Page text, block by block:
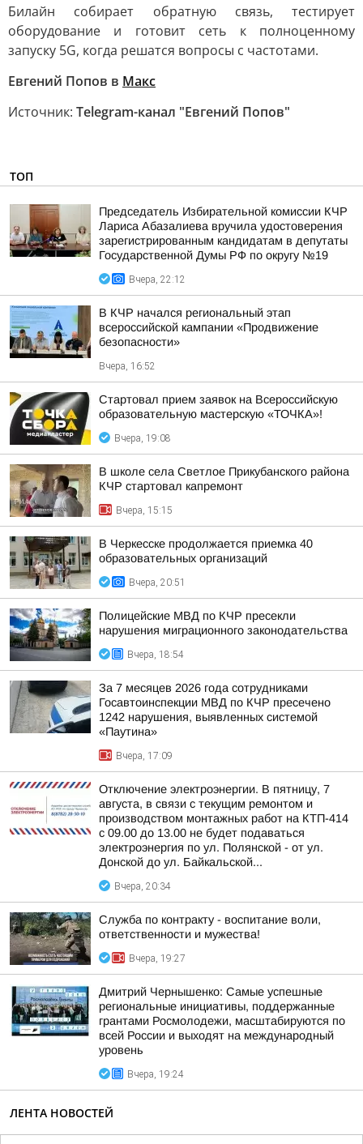
Билайн собирает обратную связь, тестирует
оборудование и готовит сеть к полноценному
запуску 5G, когда решатся вопросы с частотами.
Евгений Попов в Макс
Источник: Telegram-канал "Евгений Попов"
ТОП
Председатель Избирательной комиссии КЧР
Лариса Абазалиева вручила удостоверения
зарегистрированным кандидатам в депутаты
Государственной Думы РФ по округу №19
Вчера, 22:12
В КЧР начался региональный этап
всероссийской кампании «Продвижение
безопасности»
Вчера, 16:52
Стартовал прием заявок на Всероссийскую
образовательную мастерскую «ТОЧКА»!
Вчера, 19:08
В школе села Светлое Прикубанского района
КЧР стартовал капремонт
Вчера, 15:15
В Черкесске продолжается приемка 40
образовательных организаций
Вчера, 20:51
Полицейские МВД по КЧР пресекли
нарушения миграционного законодательства
Вчера, 18:54
За 7 месяцев 2026 года сотрудниками
Госавтоинспекции МВД по КЧР пресечено
1242 нарушения, выявленных системой
«Паутина»
Вчера, 17:09
Отключение электроэнергии. В пятницу, 7
августа, в связи с текущим ремонтом и
производством монтажных работ на КТП-414
с 09.00 до 13.00 не будет подаваться
электроэнергия по ул. Полянской - от ул.
Донской до ул. Байкальской...
Вчера, 20:34
Служба по контракту - воспитание воли,
ответственности и мужества!
Вчера, 19:27
Дмитрий Чернышенко: Самые успешные
региональные инициативы, поддержанные
грантами Росмолодежи, масштабируются по
всей России и выходят на международный
уровень
Вчера, 19:24
ЛЕНТА НОВОСТЕЙ